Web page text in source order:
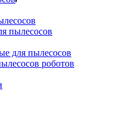
пылесосов
для пылесосов
роботов